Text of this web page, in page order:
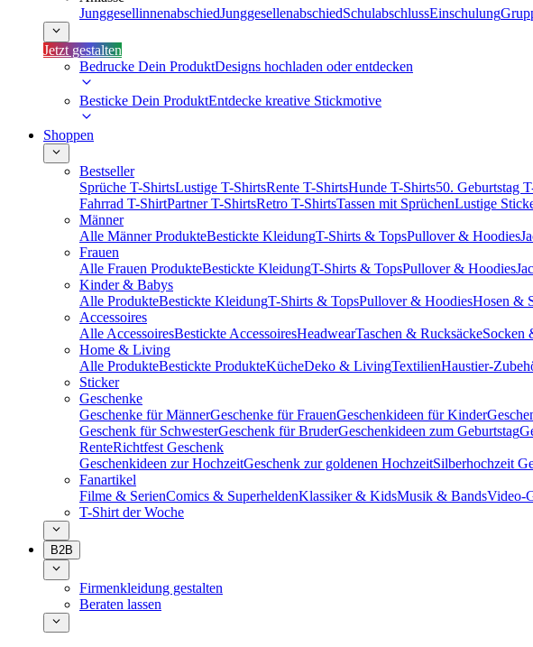
JunggesellinnenabschiedJunggesellenabschiedSchulabschlussEinschulung
Jetzt gestalten
Bedrucke Dein ProduktDesigns hochladen oder entdecken
Besticke Dein ProduktEntdecke kreative Stickmotive
Shoppen
Bestseller
Sprüche T-ShirtsLustige T-ShirtsRente T-ShirtsHunde T-Shirts50. Geburtstag
Fahrrad T-ShirtPartner T-ShirtsRetro T-ShirtsTassen mit SprüchenLustige
Männer
Alle Männer ProdukteBestickte KleidungT-Shirts & TopsPullover & Hoodies
Frauen
Alle Frauen ProdukteBestickte KleidungT-Shirts & TopsPullover & Hoodies
Kinder & Babys
Alle ProdukteBestickte KleidungT-Shirts & TopsPullover & HoodiesHosen &
Accessoires
Alle AccessoiresBestickte AccessoiresHeadwearTaschen & RucksäckeSocken
Home & Living
Alle ProdukteBestickte ProdukteKücheDeko & LivingTextilienHaustier-
Sticker
Geschenke
Geschenke für MännerGeschenke für FrauenGeschenkideen für Kinder
Geschenk für SchwesterGeschenk für BruderGeschenkideen zum Geburtstag
RenteRichtfest Geschenk
Geschenkideen zur HochzeitGeschenk zur goldenen HochzeitSilberhochzeit
Fanartikel
Filme & SerienComics & SuperheldenKlassiker & KidsMusik & BandsVideo-
T-Shirt der Woche
B2B
Firmenkleidung gestalten
Beraten lassen